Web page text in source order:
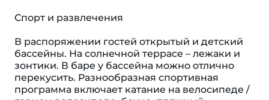
Спорт и развлечения
В распоряжении гостей открытый и детский
бассейны. На солнечной террасе – лежаки и
зонтики. В баре у бассейна можно отлично
перекусить. Разнообразная спортивная
программа включает катание на велосипеде /